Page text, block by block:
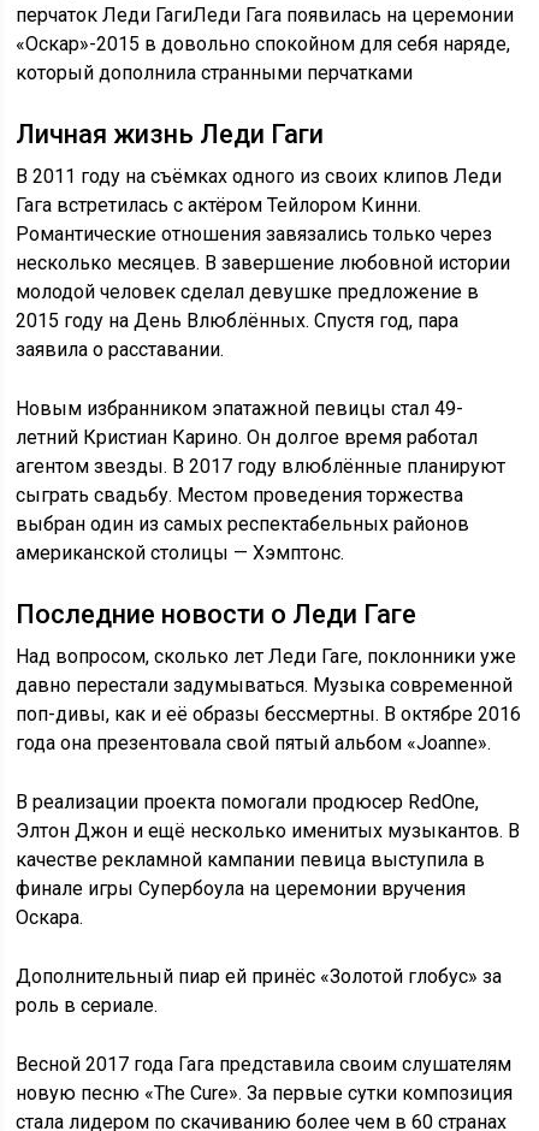
перчаток Леди ГагиЛеди Гага появилась на церемонии
«Оскар»-2015 в довольно спокойном для себя наряде,
который дополнила странными перчатками
Личная жизнь Леди Гаги
В 2011 году на съёмках одного из своих клипов Леди
Гага встретилась с актёром Тейлором Кинни.
Романтические отношения завязались только через
несколько месяцев. В завершение любовной истории
молодой человек сделал девушке предложение в
2015 году на День Влюблённых. Спустя год, пара
заявила о расставании.
Новым избранником эпатажной певицы стал 49-
летний Кристиан Карино. Он долгое время работал
агентом звезды. В 2017 году влюблённые планируют
сыграть свадьбу. Местом проведения торжества
выбран один из самых респектабельных районов
американской столицы — Хэмптонс.
Последние новости о Леди Гаге
Над вопросом, сколько лет Леди Гаге, поклонники уже
давно перестали задумываться. Музыка современной
поп-дивы, как и её образы бессмертны. В октябре 2016
года она презентовала свой пятый альбом «Joanne».
В реализации проекта помогали продюсер RedOne,
Элтон Джон и ещё несколько именитых музыкантов. В
качестве рекламной кампании певица выступила в
финале игры Супербоула на церемонии вручения
Оскара.
Дополнительный пиар ей принёс «Золотой глобус» за
роль в сериале.
Весной 2017 года Гага представила своим слушателям
новую песню «The Cure». За первые сутки композиция
стала лидером по скачиванию более чем в 60 странах